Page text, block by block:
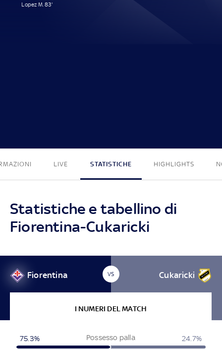
Lopez M. 83'
LIVE STATISTICHE HIGHLIGHTS
Statistiche e tabellino di
Fiorentina-Cukaricki
Fiorentina VS Cukaricki
I NUMERI DEL MATCH
Possesso palla
75.3% 24.7%